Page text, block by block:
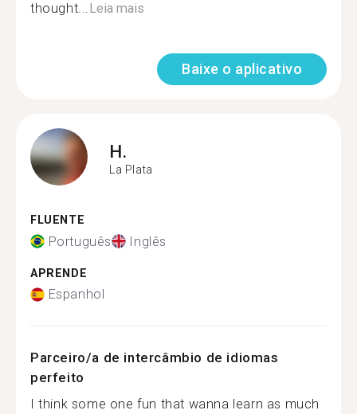
thought...Leia mais
Baixe o aplicativo
H.
La Plata
FLUENTE
Português Inglês
APRENDE
Espanhol
Parceiro/a de intercâmbio de idiomas
perfeito
I think some one fun that wanna learn as much